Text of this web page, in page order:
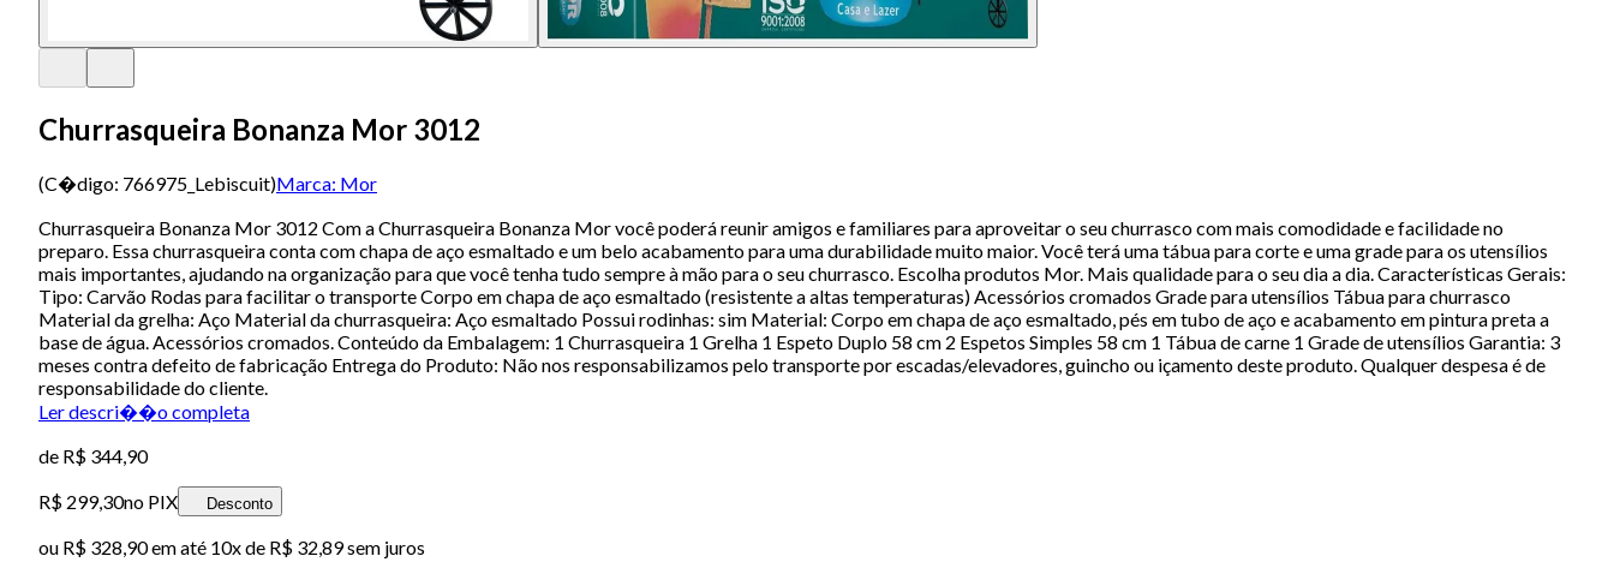
Churrasqueira Bonanza Mor 3012
(C�digo: 766975_Lebiscuit)Marca: Mor
Churrasqueira Bonanza Mor 3012 Com a Churrasqueira Bonanza Mor você poderá reunir amigos e familiares para aproveitar o seu churrasco com mais comodidade e facilidade no
preparo. Essa churrasqueira conta com chapa de aço esmaltado e um belo acabamento para uma durabilidade muito maior. Você terá uma tábua para corte e uma grade para os utensílios
mais importantes, ajudando na organização para que você tenha tudo sempre à mão para o seu churrasco. Escolha produtos Mor. Mais qualidade para o seu dia a dia. Características Gerais:
Tipo: Carvão Rodas para facilitar o transporte Corpo em chapa de aço esmaltado (resistente a altas temperaturas) Acessórios cromados Grade para utensílios Tábua para churrasco
Material da grelha: Aço Material da churrasqueira: Aço esmaltado Possui rodinhas: sim Material: Corpo em chapa de aço esmaltado, pés em tubo de aço e acabamento em pintura preta a
base de água. Acessórios cromados. Conteúdo da Embalagem: 1 Churrasqueira 1 Grelha 1 Espeto Duplo 58 cm 2 Espetos Simples 58 cm 1 Tábua de carne 1 Grade de utensílios Garantia: 3
meses contra defeito de fabricação Entrega do Produto: Não nos responsabilizamos pelo transporte por escadas/elevadores, guincho ou içamento deste produto. Qualquer despesa é de
responsabilidade do cliente.
Ler descri��o completa
de R$ 344,90
R$ 299,30no PIX Desconto
ou R$ 328,90em até 10x de R$ 32,89 sem juros